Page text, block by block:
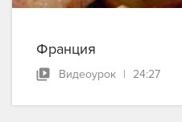
Франция
Видеоурок | 24:27